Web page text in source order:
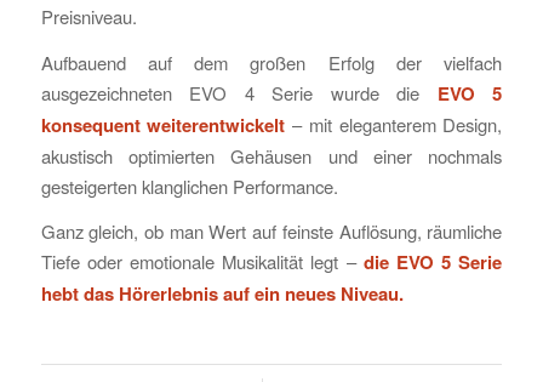
Preisniveau.
Aufbauend auf dem großen Erfolg der vielfach
ausgezeichneten EVO 4 Serie wurde die EVO 5
konsequent weiterentwickelt – mit eleganterem Design,
akustisch optimierten Gehäusen und einer nochmals
gesteigerten klanglichen Performance.
Ganz gleich, ob man Wert auf feinste Auflösung, räumliche
Tiefe oder emotionale Musikalität legt – die EVO 5 Serie
hebt das Hörerlebnis auf ein neues Niveau.